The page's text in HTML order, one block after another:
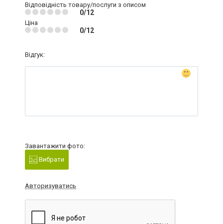
Відповідність товару/послуги з описом
0/12
Ціна
0/12
Відгук:
Завантажити фото:
Вибрати
Авторизуватись